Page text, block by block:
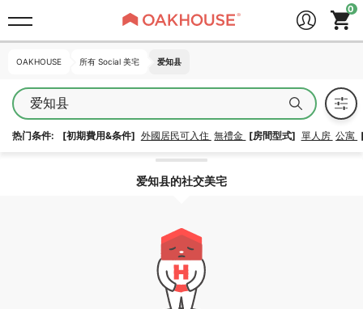
OAKHOUSE 所有 Social 美宅 爱知县
爱知县
热门条件: [初期費用&条件] 外國居民可入住 無禮金 [房間型式] 單人房 公寓
解除區域鎖定
爱知县的社交美宅
OAKHOUSE 所有 Social 美宅 爱知县